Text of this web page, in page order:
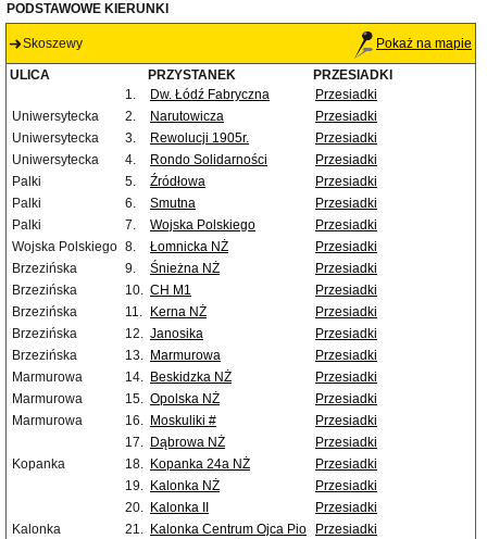
PODSTAWOWE KIERUNKI
Skoszewy Pokaż na mapie
ULICA PRZYSTANEK
PRZESIADKI
1.
Dw. Łódź Fabryczna
Przesiadki
Uniwersytecka
2. Narutowicza
Przesiadki
Uniwersytecka
3. Rewolucji 1905r.
Przesiadki
Uniwersytecka
4. Rondo Solidarności
Przesiadki
Palki
5. Źródłowa
Przesiadki
Palki
6. Smutna
Przesiadki
Palki
7. Wojska Polskiego
Przesiadki
Wojska Polskiego 8. Łomnicka NŻ
Przesiadki
Brzezińska
9. Śnieżna NŻ
Przesiadki
Brzezińska
10. CH M1
Przesiadki
Brzezińska
11. Kerna NŻ
Przesiadki
Brzezińska
12. Janosika
Przesiadki
Brzezińska
13. Marmurowa
Przesiadki
Marmurowa
14. Beskidzka NŻ
Przesiadki
Marmurowa
15. Opolska NŻ
Przesiadki
Marmurowa
16. Moskuliki #
Przesiadki
17. Dąbrowa NŻ
Przesiadki
Kopanka
18. Kopanka 24a NŻ
Przesiadki
19. Kalonka NŻ
Przesiadki
20. Kalonka II
Przesiadki
Kalonka
21. Kalonka Centrum Ojca Pio
Przesiadki